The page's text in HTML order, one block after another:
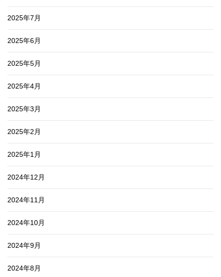
2025年7月
2025年6月
2025年5月
2025年4月
2025年3月
2025年2月
2025年1月
2024年12月
2024年11月
2024年10月
2024年9月
2024年8月